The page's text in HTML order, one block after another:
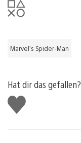
Marvel’s Spider-Man
Hat dir das gefallen?
Gefällt
mir